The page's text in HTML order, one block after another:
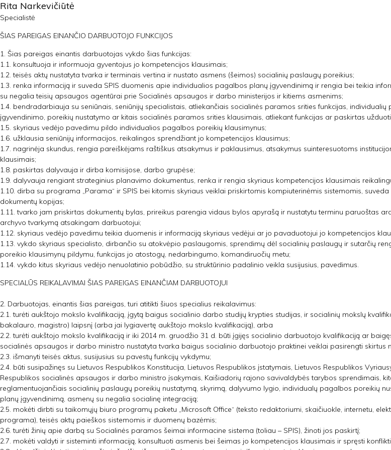
Rita Narkevičiūtė
Specialistė
ŠIAS PAREIGAS EINANČIO DARBUOTOJO FUNKCIJOS
1. Šias pareigas einantis darbuotojas vykdo šias funkcijas:
1.1. konsultuoja ir informuoja gyventojus jo kompetencijos klausimais;
1.2. teisės aktų nustatyta tvarka ir terminais vertina ir nustato asmens (šeimos) socialinių paslaugų poreikius;
1.3. renka informaciją ir suveda SPIS duomenis apie individualios pagalbos planų įgyvendinimą ir rengia bei teikia
su negalia teisių apsaugos agentūrai prie Socialinės apsaugos ir darbo ministerijos ir kitiems asmenims;
1.4. bendradarbiauja su seniūnais, seniūnijų specialistais, atliekančiais socialinės paramos srities funkcijas,
įgyvendinimo, poreikių nustatymo ar kitais socialinės paramos srities klausimais, atliekant funkcijas ar paskirtas
1.5. skyriaus vedėjo pavedimu pildo individualios pagalbos poreikių klausimynus;
1.6. užklausia seniūnijų informacijos, reikalingos sprendžiant jo kompetencijos klausimus;
1.7. nagrinėja skundus, rengia pareiškėjams raštiškus atsakymus ir paklausimus, atsakymus suinteresuotoms
klausimais;
1.8. paskirtas dalyvauja ir dirba komisijose, darbo grupėse;
1.9. dalyvauja rengiant strateginius planavimo dokumentus, renka ir rengia skyriaus kompetencijos klausimais
1.10. dirba su programa „Parama“ ir SPIS bei kitomis skyriaus veiklai priskirtomis kompiuterinėmis sistemomis,
dokumentų kopijas;
1.11. tvarko jam priskirtas dokumentų bylas, prireikus parengia vidaus bylos apyrašą ir nustatytu terminu paruoštas
archyvo tvarkymą atsakingam darbuotojui;
1.12. skyriaus vedėjo pavedimu teikia duomenis ir informaciją skyriaus vedėjui ar jo pavaduotojui jo kompetencijos
1.13. vykdo skyriaus specialisto, dirbančio su atokvėpio paslaugomis, sprendimų dėl socialinių paslaugų ir sutarčių
poreikio klausimynų pildymu, funkcijas jo atostogų, nedarbingumo, komandiruočių metu;
1.14. vykdo kitus skyriaus vedėjo nenuolatinio pobūdžio, su struktūrinio padalinio veikla susijusius, pavedimus.
SPECIALŪS REIKALAVIMAI ŠIAS PAREIGAS EINANČIAM DARBUOTOJUI
2. Darbuotojas, einantis šias pareigas, turi atitikti šiuos specialius reikalavimus:
2.1. turėti aukštojo mokslo kvalifikaciją, įgytą baigus socialinio darbo studijų krypties studijas, ir socialinių mokslų
bakalauro, magistro) laipsnį (arba jai lygiavertę aukštojo mokslo kvalifikaciją), arba
2.2. turėti aukštojo mokslo kvalifikaciją ir iki 2014 m. gruodžio 31 d. būti įgijęs socialinio darbuotojo kvalifikaciją ar
socialinės apsaugos ir darbo ministro nustatyta tvarka baigus socialinio darbuotojo praktinei veiklai pasirengti skirtus
2.3. išmanyti teisės aktus, susijusius su pavestų funkcijų vykdymu;
2.4. būti susipažinęs su Lietuvos Respublikos Konstitucija, Lietuvos Respublikos įstatymais, Lietuvos Respublikos
Respublikos socialinės apsaugos ir darbo ministro įsakymais, Kaišiadorių rajono savivaldybės tarybos sprendimais,
reglamentuojančiais socialinių paslaugų poreikių nustatymą, skyrimą, dalyvumo lygio, individualų pagalbos poreikių
planų įgyvendinimą, asmenų su negalia socialinę integraciją;
2.5. mokėti dirbti su taikomųjų biuro programų paketu „Microsoft Office“ (teksto redaktoriumi, skaičiuokle, internetu,
programa), teisės aktų paieškos sistemomis ir duomenų bazėmis;
2.6. turėti žinių apie darbą su Socialinės paramos šeimai informacine sistema (toliau – SPIS), žinoti jos paskirtį;
2.7. mokėti valdyti ir sisteminti informaciją, konsultuoti asmenis bei šeimas jo kompetencijos klausimais ir spręsti